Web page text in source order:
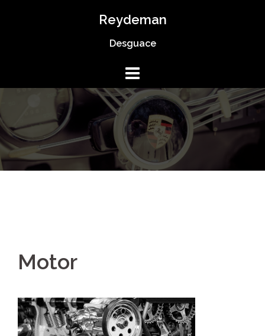
Reydeman
Desguace
Motor